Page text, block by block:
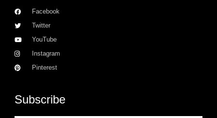
Facebook
Twitter
YouTube
Instagram
Pinterest
Subscribe